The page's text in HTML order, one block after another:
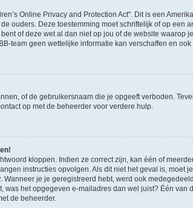
Online Privacy and Protection Act". Dit is een
ouders. Deze toestemming moet schriftelijk of op
of deze wet al dan niet op jou of de website
team geen wettelijke informatie kan verschaffen en
of de gebruikersnaam die je opgeeft verboden.
op met de beheerder voor verdere hulp.
kloppen. Indien ze correct zijn, kan één of
instructies opvolgen. Als dit niet het geval is,
Wanneer je je geregistreerd hebt, werd ook
was het opgegeven e-mailadres dan wel juist? Één
de beheerder.